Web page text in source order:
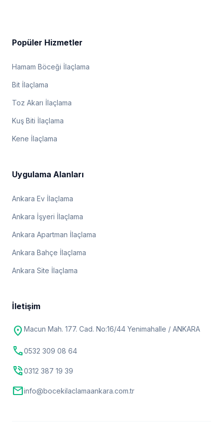
Popüler Hizmetler
Hamam Böceği İlaçlama
Bit İlaçlama
Toz Akarı İlaçlama
Kuş Biti İlaçlama
Kene İlaçlama
Uygulama Alanları
Ankara Ev İlaçlama
Ankara İşyeri İlaçlama
Ankara Apartman İlaçlama
Ankara Bahçe İlaçlama
Ankara Site İlaçlama
İletişim
location_on Macun Mah. 177. Cad. No:16/44 Yenimahalle / ANKARA
call0532 309 08 64
phone_in_talk0312 387 19 39
mailinfo@bocekilaclamaankara.com.tr